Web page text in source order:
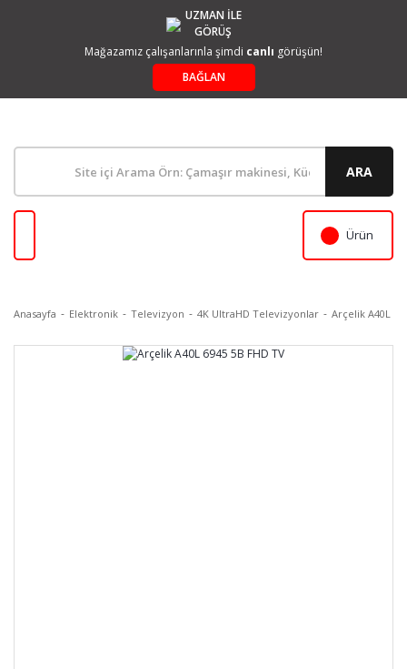
UZMAN İLE
GÖRÜŞ
Mağazamız çalışanlarınla şimdi canlı görüşün!
BAĞLAN
ARA
Ürün
Anasayfa Elektronik Televizyon 4K UltraHD Televizyonlar Arçelik A40L